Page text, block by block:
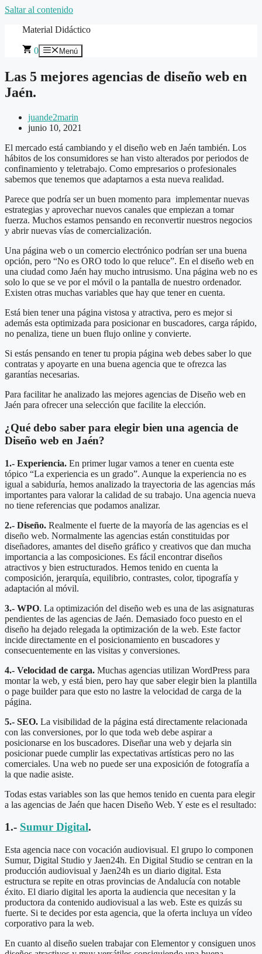
Saltar al contenido
Material Didáctico
0 Menú
Las 5 mejores agencias de diseño web en
Jaén.
juande2marin
junio 10, 2021
El mercado está cambiando y el diseño web en Jaén también. Los
hábitos de los consumidores se han visto alterados por periodos de
confinamiento y teletrabajo. Como empresarios o profesionales
sabemos que tenemos que adaptarnos a esta nueva realidad.
Parece que podría ser un buen momento para implementar nuevas
estrategias y aprovechar nuevos canales que empiezan a tomar
fuerza. Muchos estamos pensando en reconvertir nuestros negocios
y abrir nuevas vías de comercialización.
Una página web o un comercio electrónico podrían ser una buena
opción, pero “No es ORO todo lo que reluce”. En el diseño web en
una ciudad como Jaén hay mucho intrusismo. Una página web no es
solo lo que se ve por el móvil o la pantalla de nuestro ordenador.
Existen otras muchas variables que hay que tener en cuenta.
Está bien tener una página vistosa y atractiva, pero es mejor si
además esta optimizada para posicionar en buscadores, carga rápido,
no penaliza, tiene un buen flujo online y convierte.
Si estás pensando en tener tu propia página web debes saber lo que
contratas y apoyarte en una buena agencia que te ofrezca las
garantías necesarias.
Para facilitar he analizado las mejores agencias de Diseño web en
Jaén para ofrecer una selección que facilite la elección.
¿Qué debo saber para elegir bien una agencia de
Diseño web en Jaén?
1.- Experiencia. En primer lugar vamos a tener en cuenta este
tópico “La experiencia es un grado”. Aunque la experiencia no es
igual a sabiduría, hemos analizado la trayectoria de las agencias más
importantes para valorar la calidad de su trabajo. Una agencia nueva
no tiene referencias que podamos analizar.
2.- Diseño. Realmente el fuerte de la mayoría de las agencias es el
diseño web. Normalmente las agencias están constituidas por
diseñadores, amantes del diseño gráfico y creativos que dan mucha
importancia a las composiciones. Es fácil encontrar diseños
atractivos y bien estructurados. Hemos tenido en cuenta la
composición, jerarquía, equilibrio, contrastes, color, tipografía y
adaptación al móvil.
3.- WPO. La optimización del diseño web es una de las asignaturas
pendientes de las agencias de Jaén. Demasiado foco puesto en el
diseño ha dejado relegada la optimización de la web. Este factor
incide directamente en el posicionamiento en buscadores y
consecuentemente en las visitas y conversiones.
4.- Velocidad de carga. Muchas agencias utilizan WordPress para
montar la web, y está bien, pero hay que saber elegir bien la plantilla
o page builder para que esto no lastre la velocidad de carga de la
página.
5.- SEO. La visibilidad de la página está directamente relacionada
con las conversiones, por lo que toda web debe aspirar a
posicionarse en los buscadores. Diseñar una web y dejarla sin
posicionar puede cumplir las expectativas artísticas pero no las
comerciales. Una web no puede ser una exposición de fotografía a
la que nadie asiste.
Todas estas variables son las que hemos tenido en cuenta para elegir
a las agencias de Jaén que hacen Diseño Web. Y este es el resultado:
1.- Sumur Digital.
Esta agencia nace con vocación audiovisual. El grupo lo componen
Sumur, Digital Studio y Jaen24h. En Digital Studio se centran en la
producción audiovisual y Jaen24h es un diario digital. Esta
estructura se repite en otras provincias de Andalucía con notable
éxito. El diario digital les aporta la audiencia que necesitan y la
productora da contenido audiovisual a las web. Este es quizás su
fuerte. Si te decides por esta agencia, que la oferta incluya un vídeo
corporativo para la web.
En cuanto al diseño suelen trabajar con Elementor y consiguen unos